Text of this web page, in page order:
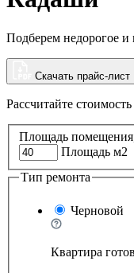
Подберем недорогое и
Скачать прайс-лист
Рассчитайте
Площадь
Площадь м2
Тип ремонта
Черновой
Квартира